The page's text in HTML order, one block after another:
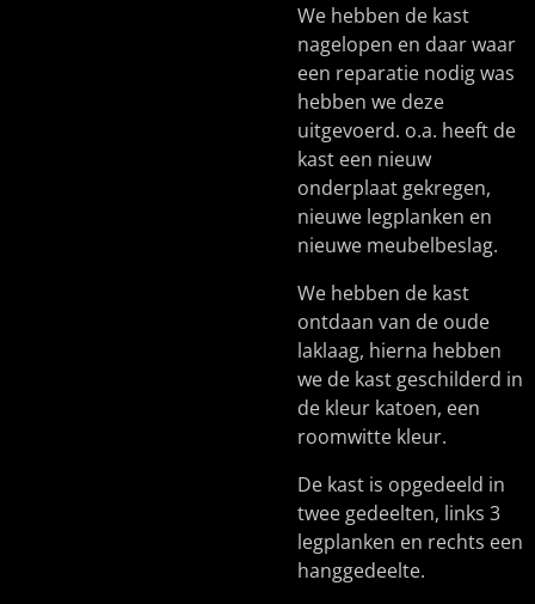
We hebben de kast
nagelopen en daar waar
een reparatie nodig was
hebben we deze
uitgevoerd. o.a. heeft de
kast een nieuw
onderplaat gekregen,
nieuwe legplanken en
nieuwe meubelbeslag.
We hebben de kast
ontdaan van de oude
laklaag, hierna hebben
we de kast geschilderd in
de kleur katoen, een
roomwitte kleur.
De kast is opgedeeld in
twee gedeelten, links 3
legplanken en rechts een
hanggedeelte.